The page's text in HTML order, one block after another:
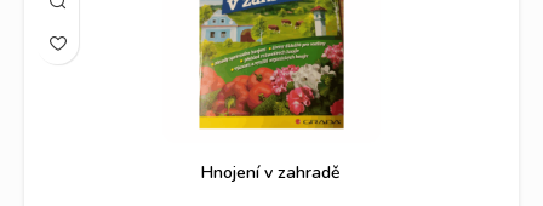
Hnojení v zahradě